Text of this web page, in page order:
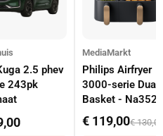
2.5 phev
243pk
MediaMarkt
Philips Airfryer
3000-serie Dual
Basket -
Dubbele Mand 9
Tot 6 Personen
€ 119,00€ 130,00